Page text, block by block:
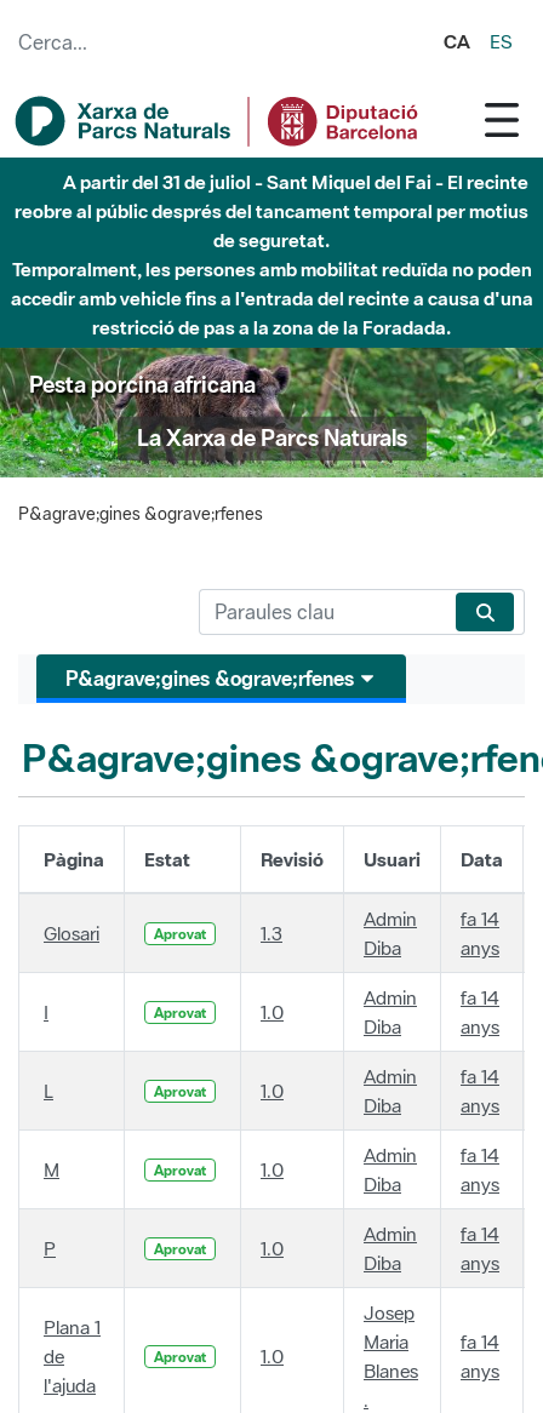
CA ES
A partir del 31 de juliol - Sant Miquel del Fai - El recinte
reobre al públic després del tancament temporal per motius
de seguretat.
Temporalment, les persones amb mobilitat reduïda no poden
accedir amb vehicle fins a l'entrada del recinte a causa d'una
restricció de pas a la zona de la Foradada.
Pesta porcina africana
La Xarxa de Parcs Naturals
P&agrave;gines &ograve;rfenes
P&agrave;gines &ograve;rfenes
P&agrave;gines
Pàgina Estat Revisió Usuari Data
Glosari Aprovat 1.3
Admin
Diba
fa 14
anys
I Aprovat 1.0
Admin
Diba
fa 14
anys
L Aprovat 1.0
Admin
Diba
fa 14
anys
M Aprovat 1.0
Admin
Diba
fa 14
anys
P Aprovat 1.0
Admin
Diba
fa 14
anys
Plana 1
de
l'ajuda
Aprovat 1.0
Josep
Maria
Blanes
.
fa 14
anys